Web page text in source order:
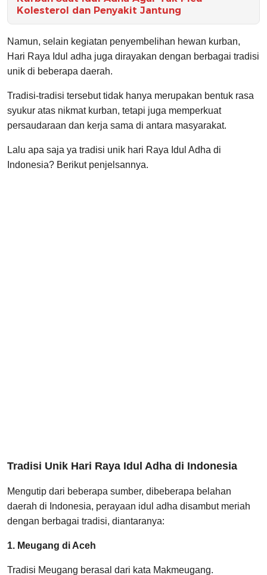
Kolesterol dan Penyakit Jantung
Namun, selain kegiatan penyembelihan hewan kurban,
Hari Raya Idul adha juga dirayakan dengan berbagai tradisi
unik di beberapa daerah.
Tradisi-tradisi tersebut tidak hanya merupakan bentuk rasa
syukur atas nikmat kurban, tetapi juga memperkuat
persaudaraan dan kerja sama di antara masyarakat.
Lalu apa saja ya tradisi unik hari Raya Idul Adha di
Indonesia? Berikut penjelsannya.
Tradisi Unik Hari Raya Idul Adha di Indonesia
Mengutip dari beberapa sumber, dibeberapa belahan
daerah di Indonesia, perayaan idul adha disambut meriah
dengan berbagai tradisi, diantaranya:
1. Meugang di Aceh
Tradisi Meugang berasal dari kata Makmeugang.